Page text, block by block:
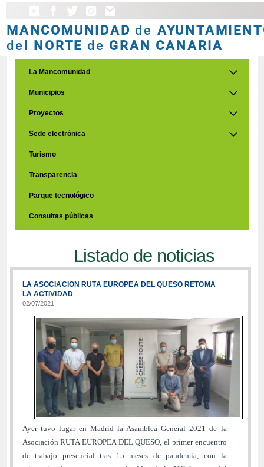
MANCOMUNIDAD de
del NORTE de GRAN CANARIA
La Mancomunidad
Municipios
Proyectos
Sede electrónica
Turismo
Transparencia
Parque tecnológico
Consultas públicas
Listado de noticias
LA ASOCIACION RUTA EUROPEA DEL QUESO RETOMA
LA ACTIVIDAD
02/07/2021
Ayer tuvo lugar en Madrid la Asamblea General 2021 de la
Asociación RUTA EUROPEA DEL QUESO, el primer encuentro
de trabajo presencial tras 15 meses de pandemia, con la